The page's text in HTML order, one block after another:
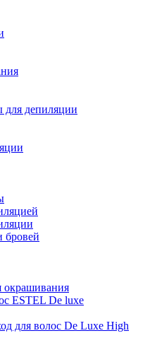
для депиляции
бровей
окрашивания
ESTEL De luxe
для волос De Luxe High